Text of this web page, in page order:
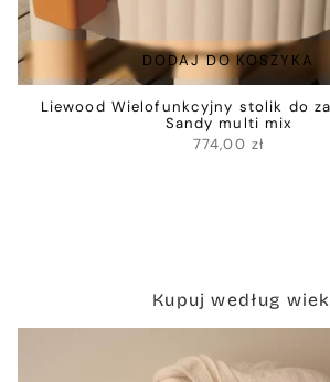
DODAJ DO KOSZYKA
Liewood Wielofunkcyjny stolik do
Sandy multi mix
774,00 zł
Kupuj według